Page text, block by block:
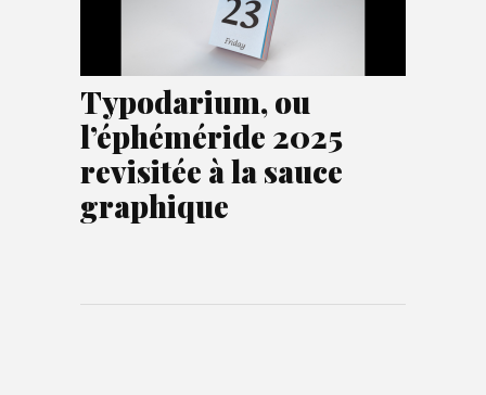
Typodarium, ou
l’éphéméride 2025
revisitée à la sauce
graphique